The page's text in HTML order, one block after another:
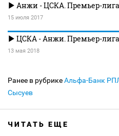
Анжи - ЦСКА. Премьер-лига
15 июля 2017
ЦСКА - Анжи. Премьер-лига
13 мая 2018
Ранее в рубрикеАльфа-Банк
Сысуев
ЧИТАТЬ ЕЩЕ